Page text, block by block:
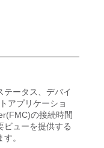
テータス、デバイ
アプリケーショ
の接続時間
ビューを提供する
。